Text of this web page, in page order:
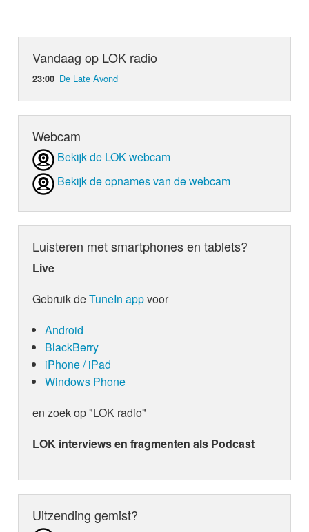
Vandaag op LOK radio
23:00 De Late Avond
Webcam
Bekijk de LOK webcam
Bekijk de opnames van de webcam
Luisteren met smartphones en tablets?
Live
Gebruik deTuneIn appvoor
Android
BlackBerry
iPhone / iPad
Windows Phone
en zoek op "LOK radio"
LOK interviews en fragmenten als Podcast
Uitzending gemist?